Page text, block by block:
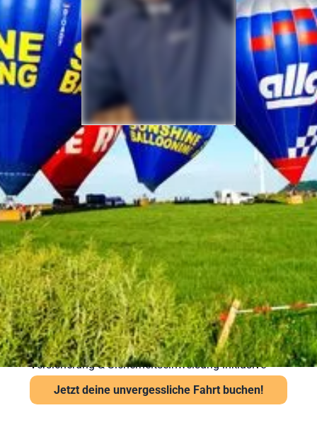
Sicherheit bei Ihrer
Ballonfahrt – Gut
vorbereitet in die Luft
Sicherheit steht bei Sunshine Ballooning an erster
Stelle. Jede Ballonfahrt findet nur bei stabiler
Wetterlage statt. Unsere Piloten prüfen Wind und
Sicht vor jedem Start über das Flugwetteramt.
Wichtige Hinweise:
Ab 6 Jahren und mindestens 120 cm Körpergröße
Kein besonderes Schuhwerk erforderlich, aber
festes empfohlen
Auch bei leichter Höhenangst problemlos möglich
Versicherung & Sicherheitseinweisung inklusive
Jetzt deine unvergessliche Fahrt buchen!